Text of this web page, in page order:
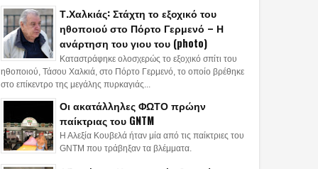
Τ.Χαλκιάς: Στάχτη το εξοχικό του
ηθοποιού στο Πόρτο Γερμενό – Η
ανάρτηση του γιου του (photo)
Καταστράφηκε ολοσχερώς το εξοχικό σπίτι του
ηθοποιού, Τάσου Χαλκιά, στο Πόρτο Γερμενό, το οποίο βρέθηκε
στο επίκεντρο της μεγάλης πυρκαγιάς...
Οι ακατάλληλες ΦΩΤΟ πρώην
παίκτριας του GNTM
Η Αλεξία Κουβελά ήταν μία από τις παίκτριες του
GNTM που τράβηξαν τα βλέμματα.